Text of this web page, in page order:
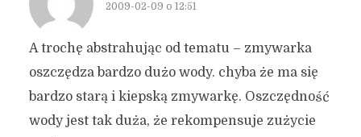
2009-02-09 o 12:51
A trochę abstrahując od tematu – zmywarka
oszczędza bardzo dużo wody. chyba że ma się
bardzo starą i kiepską zmywarkę. Oszczędność
wody jest tak duża, że rekompensuje zużycie